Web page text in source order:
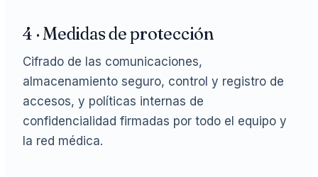
4 · Medidas de protección
Cifrado de las comunicaciones,
almacenamiento seguro, control y registro de
accesos, y políticas internas de
confidencialidad firmadas por todo el equipo y
la red médica.